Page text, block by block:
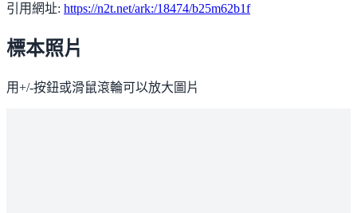
引用網址: https://n2t.net/ark:/18474/b25m62b1f
標本照片
用+/-按鈕或滑鼠滾輪可以放大圖片